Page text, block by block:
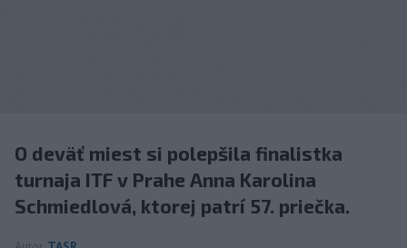
O deväť miest si polepšila finalistka
turnaja ITF v Prahe Anna Karolina
Schmiedlová, ktorej patrí 57. priečka.